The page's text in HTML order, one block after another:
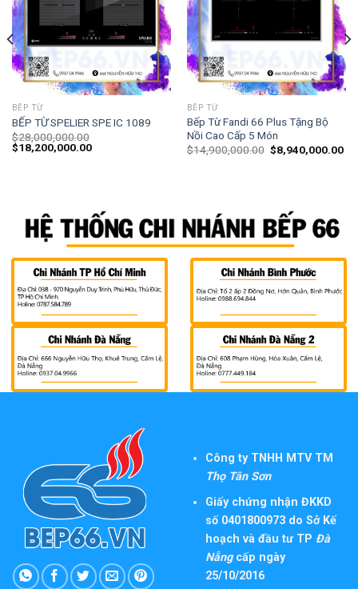
BẾP TỪ
BẾP TỪ SPELIER SPE IC 1089
$28,000,000.00
$18,200,000.00
BẾP TỪ
Bếp Từ Fandi 66 Plus Tặng Bộ
Nồi Cao Cấp 5 Món
$14,900,000.00 $8,940,000.00
Công ty TNHH MTV TM
Thọ Tân Sơn
Giấy chứng nhận ĐKKD
số 0401800973 do Sở Kế
hoạch và đầu tư TP Đà
Nẵngcấp ngày
25/10/2016